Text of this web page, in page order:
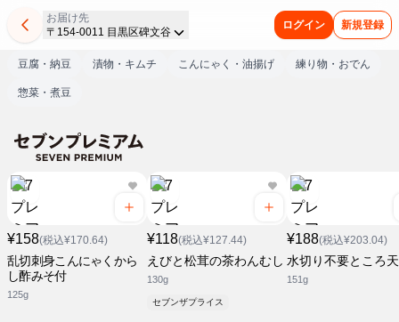
お届け先
〒154-0011 目黒区碑文谷
ログイン 新規登録
豆腐・納豆 漬物・キムチ こんにゃく・油揚げ 練り物・おでん
惣菜・煮豆
¥158(税込¥170.64)
乱切刺身こんにゃくから
し酢みそ付
125g
¥118(税込¥127.44)
えびと松茸の茶わんむし
130g
セブンザプライス
¥188(税込¥203.04)
水切り不要ところ天
151g